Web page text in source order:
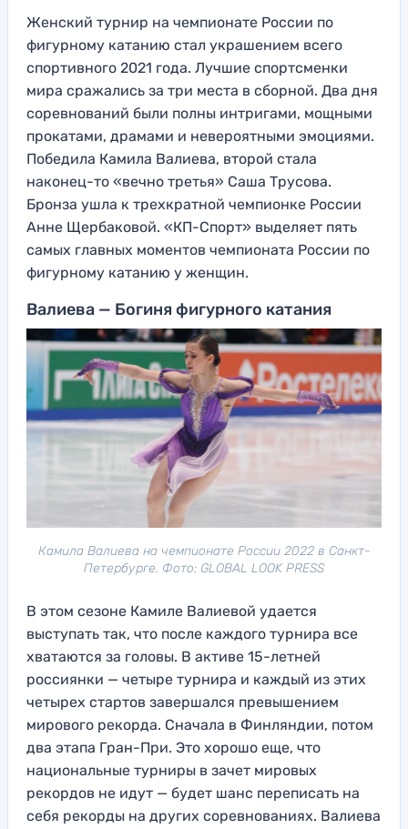
Женский турнир на чемпионате России по
фигурному катанию стал украшением всего
спортивного 2021 года. Лучшие спортсменки
мира сражались за три места в сборной. Два дня
соревнований были полны интригами, мощными
прокатами, драмами и невероятными эмоциями.
Победила Камила Валиева, второй стала
наконец-то «вечно третья» Саша Трусова.
Бронза ушла к трехкратной чемпионке России
Анне Щербаковой. «КП-Спорт» выделяет пять
самых главных моментов чемпионата России по
фигурному катанию у женщин.
Валиева — Богиня фигурного катания
Камила Валиева на чемпионате России 2022 в Санкт-
Петербурге. Фото: GLOBAL LOOK PRESS
В этом сезоне Камиле Валиевой удается
выступать так, что после каждого турнира все
хватаются за головы. В активе 15-летней
россиянки — четыре турнира и каждый из этих
четырех стартов завершался превышением
мирового рекорда. Сначала в Финляндии, потом
два этапа Гран-При. Это хорошо еще, что
национальные турниры в зачет мировых
рекордов не идут — будет шанс переписать на
себя рекорды на других соревнованиях. Валиева